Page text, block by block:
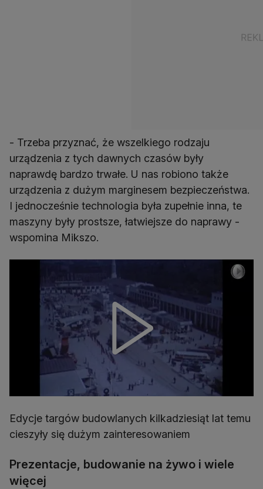
- Trzeba przyznać, że wszelkiego rodzaju
urządzenia z tych dawnych czasów były
naprawdę bardzo trwałe. U nas robiono także
urządzenia z dużym marginesem bezpieczeństwa.
I jednocześnie technologia była zupełnie inna, te
maszyny były prostsze, łatwiejsze do naprawy -
wspomina Mikszo.
Edycje targów budowlanych kilkadziesiąt lat temu
cieszyły się dużym zainteresowaniem
Prezentacje, budowanie na żywo i wiele
więcej